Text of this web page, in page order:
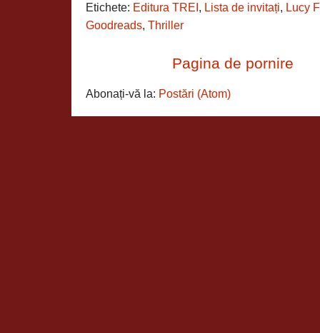
Etichete: Editura TREI , Lista de invitați, Lucy
Goodreads, Thriller
Pagina de pornire
Abonați-vă la: Postări (Atom)